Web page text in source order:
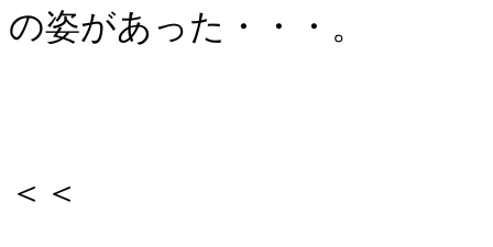
の姿があった・・・。
＜＜